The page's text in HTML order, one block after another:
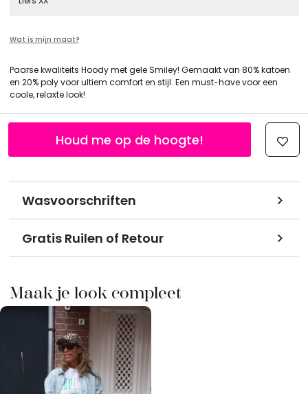
Wat is mijn maat?
Paarse kwaliteits Hoody met gele Smiley! Gemaakt van 80% katoen
en 20% poly voor ultiem comfort en stijl. Een must-have voor een
coole, relaxte look!
Wasvoorschriften
Gratis Ruilen of Retour
Houd me op de hoogte!
Maak je look compleet